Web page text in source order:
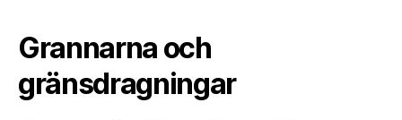
Grannarna och
gränsdragningar